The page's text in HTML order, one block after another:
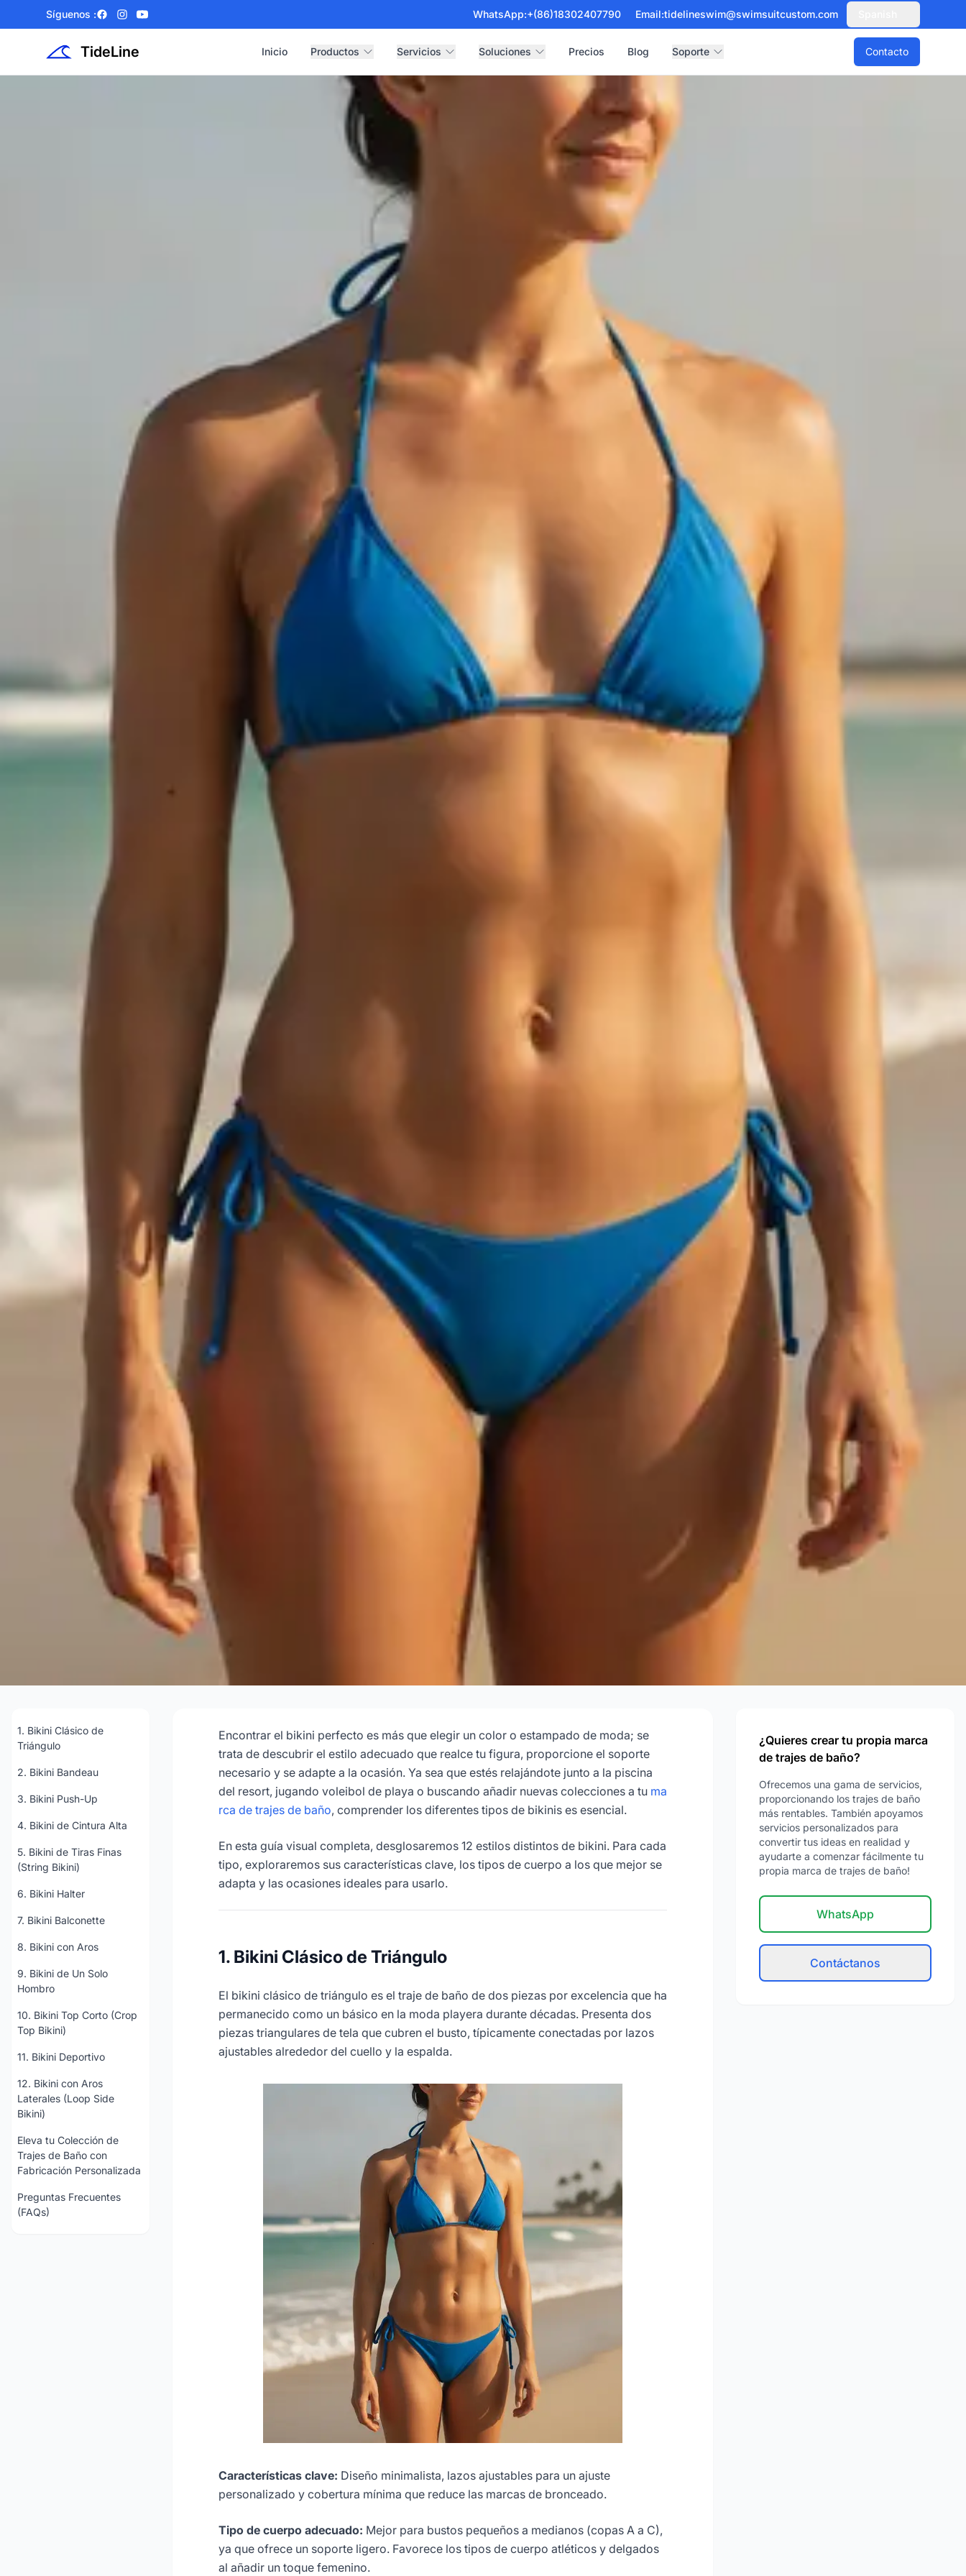
Síguenos :Facebook
Instagram
YouTube WhatsApp:+(86)18302407790 Email:tidelineswim@swimsuitcustom.com
TideLine Inicio Productos Servicios Soluciones Precios Blog Soporte Contacto
para Cada Estilo
2026-06 Dayu
1. Bikini Clásico de
Triángulo
2. Bikini Bandeau
3. Bikini Push-Up
4. Bikini de Cintura Alta
5. Bikini de Tiras Finas
(String Bikini)
6. Bikini Halter
7. Bikini Balconette
8. Bikini con Aros
9. Bikini de Un Solo
Hombro
10. Bikini Top Corto (Crop
Top Bikini)
11. Bikini Deportivo
12. Bikini con Aros
Laterales (Loop Side
Bikini)
Eleva tu Colección de
Trajes de Baño con
Fabricación Personalizada
Preguntas Frecuentes
(FAQs)
Encontrar el bikini perfecto es más que elegir un color o estampado de moda; se
trata de descubrir el estilo adecuado que realce tu figura, proporcione el soporte
necesario y se adapte a la ocasión. Ya sea que estés relajándote junto a la piscina
del resort, jugando voleibol de playa o buscando añadir nuevas colecciones a tu ma
rca de trajes de baño, comprender los diferentes tipos de bikinis es esencial.
En esta guía visual completa, desglosaremos 12 estilos distintos de bikini. Para cada
tipo, exploraremos sus características clave, los tipos de cuerpo a los que mejor se
adapta y las ocasiones ideales para usarlo.
1. Bikini Clásico de Triángulo
El bikini clásico de triángulo es el traje de baño de dos piezas por excelencia que ha
permanecido como un básico en la moda playera durante décadas. Presenta dos
piezas triangulares de tela que cubren el busto, típicamente conectadas por lazos
ajustables alrededor del cuello y la espalda.
Características clave: Diseño minimalista, lazos ajustables para un ajuste
personalizado y cobertura mínima que reduce las marcas de bronceado.
Tipo de cuerpo adecuado: Mejor para bustos pequeños a medianos (copas A a C),
ya que ofrece un soporte ligero. Favorece los tipos de cuerpo atléticos y delgados
al añadir un toque femenino.
¿Quieres crear tu propia marca
de trajes de baño?
Ofrecemos una gama de servicios,
proporcionando los trajes de baño
más rentables. También apoyamos
servicios personalizados para
convertir tus ideas en realidad y
ayudarte a comenzar fácilmente tu
propia marca de trajes de baño!
WhatsApp
Contáctanos